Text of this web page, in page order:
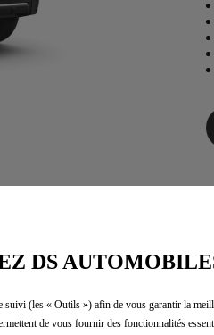
PLUS
DS
suivi (les « Outils ») afin de vous garantir la
de vous fournir des fonctionnalités